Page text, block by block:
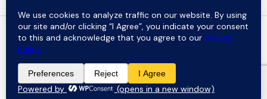
Copyright © 2026 Buffalo Percussion . Powered by Buffalo